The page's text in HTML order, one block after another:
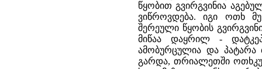
წყობით გვირგვინია
ვიწროვდება. იგი ოთხ
შერეული წყობის
მიწაა დაყრილ -
ამობურცულია და პატარა
გარდა, თრიალეთში